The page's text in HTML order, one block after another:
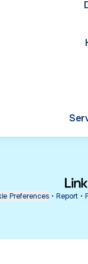
Preferences • Report •